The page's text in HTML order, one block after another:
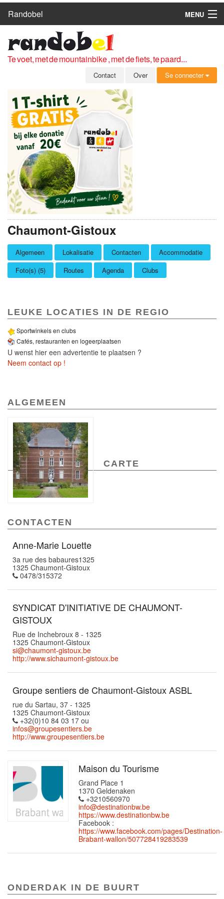
Randobel
MENU
ROUTES
CLUBS
OVER
LEDEN
ZICH AANMELDEN
GRATIS REGISTRATIE
WACHTWOORD VERGETEN
Te voet, met de mountainbike , met de fiets, te paard...
Contact Over Se connecter
Chaumont-Gistoux
Algemeen Lokalisatie Contacten
Accommodatie
Foto(s) (5)
Routes Agenda Clubs
LEUKE LOCATIES IN DE REGIO
Sportwinkels en clubs
Cafés, restauranten en logeerplaatsen
U wenst hier een advertentie te plaatsen ?
Neem contact op !
ALGEMEEN
CARTE
CONTACTEN
Anne-Marie Louette
3a rue des babaures1325
1325 Chaumont-Gistoux
0478/315372
SYNDICAT D'INITIATIVE DE CHAUMONT-
GISTOUX
Rue de Inchebroux 8 - 1325
1325 Chaumont-Gistoux
si@chaumont-gistoux.be
http://www.sichaumont-gistoux.be
Groupe sentiers de Chaumont-Gistoux ASBL
rue du Sartau, 37 - 1325
1325 Chaumont-Gistoux
+32(0)10 84 03 17 ou
infos@groupesentiers.be
http://www.groupesentiers.be
Maison du Tourisme
Grand Place 1
1370 Geldenaken
+3210560970
info@destinationbw.be
https://www.destinationbw.be
Facebook :
https://www.facebook.com/pages/Destination-
Brabant-wallon/507728419283539
ONDERDAK IN DE BUURT